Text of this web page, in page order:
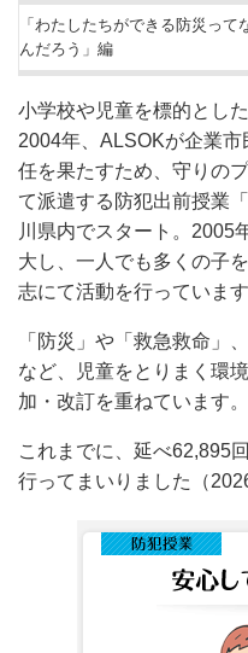
「わたしたちができる防災って
んだろう」編
小学校や児童を標的とし
2004年、ALSOKが企業
任を果たすため、守りの
て派遣する防犯出前授業
川県内でスタート。2005
大し、一人でも多くの子
志にて活動を行っています
「防災」や「救急救命」
など、児童をとりまく環
加・改訂を重ねています。
これまでに、延べ62,895
行ってまいりました（